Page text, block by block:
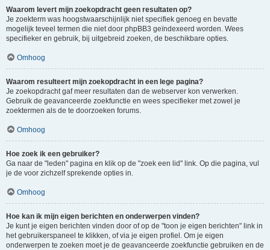
Waarom levert mijn zoekopdracht geen resultaten op?
Je zoekterm was hoogstwaarschijnlijk niet specifiek genoeg en bevatte
mogelijk teveel termen die niet door phpBB3 geïndexeerd worden. Wees
specifieker en gebruik, bij uitgebreid zoeken, de beschikbare opties.
Omhoog
Waarom resulteert mijn zoekopdracht in een lege pagina?
Je zoekopdracht gaf meer resultaten dan de webserver kon verwerken.
Gebruik de geavanceerde zoekfunctie en wees specifieker met zowel je
zoektermen als de te doorzoeken forums.
Omhoog
Hoe zoek ik een gebruiker?
Ga naar de "leden" pagina en klik op de "zoek een lid" link. Op die pagina, vul
je de voor zichzelf sprekende opties in.
Omhoog
Hoe kan ik mijn eigen berichten en onderwerpen vinden?
Je kunt je eigen berichten vinden door of op de "toon je eigen berichten" link in
het gebruikerspaneel te klikken, of via je eigen profiel. Om je eigen
onderwerpen te zoeken moet je de geavanceerde zoekfunctie gebruiken en de